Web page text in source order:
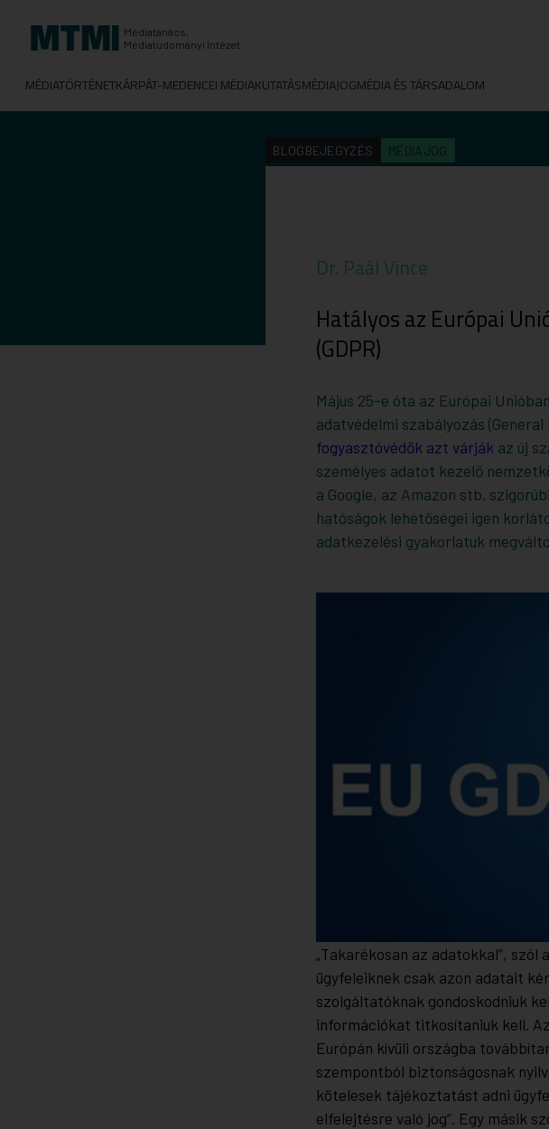
Médiatanács,
Médiatudományi Intézet
MÉDIATÖRTÉNETKÁRPÁT-MEDENCEI MÉDIAKUTATÁSMÉDIAJOGMÉDIA ÉS TÁRSADALOM
BLOGBEJEGYZÉS MÉDIAJOG
Dr. Paál Vince
Hatályos az Európai
(GDPR)
Május 25-e óta az Európai
adatvédelmi szabályozás
fogyasztóvédők azt várják az új
személyes adatot kezelő
a Google, az Amazon stb.
hatóságok lehetőségei igen
adatkezelési gyakorlatuk
„Takarékosan az adatokkal”,
ügyfeleiknek csak azon adatait
szolgáltatóknak gondoskodniuk
információkat titkosítaniuk kell.
Európán kívüli országba
szempontból biztonságosnak
kötelesek tájékoztatást adni
elfelejtésre való jog”. Egy másik